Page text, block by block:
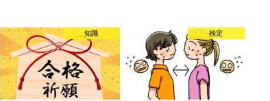
知識 検定